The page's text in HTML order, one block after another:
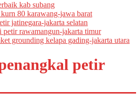
kab subang
80 karawang-jawa barat
jatinegara-jakarta selatan
petir rawamangun-jakarta timur
grounding kelapa gading-jakarta utara
petir